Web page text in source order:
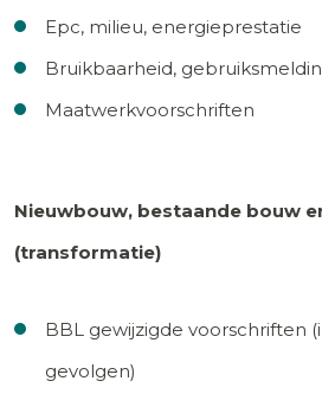
Epc, milieu, energieprestatie
Bruikbaarheid,
Maatwerkvoorschriften
Nieuwbouw, bestaande bouw
(transformatie)
BBL gewijzigde voorschriften
gevolgen)